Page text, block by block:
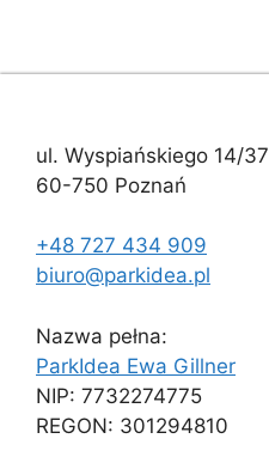
ul. Wyspiańskiego 14/37
60-750 Poznań
+48 727 434 909
biuro@parkidea.pl
Nazwa pełna:
ParkIdea Ewa Gillner
NIP: 7732274775
REGON: 301294810